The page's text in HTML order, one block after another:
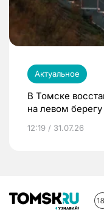
Актуальное
В Томске
на левом
12:19 / 31.07.26